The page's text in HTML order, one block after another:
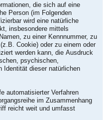
die sich auf eine
Person (im Folgenden
wird eine natürliche
insbesondere mittels
zu einer Kennnummer, zu
Cookie) oder zu einem oder
werden kann, die Ausdruck
psychischen,
Identität dieser natürlichen
automatisierter Verfahren
im Zusammenhang
reicht weit und umfasst